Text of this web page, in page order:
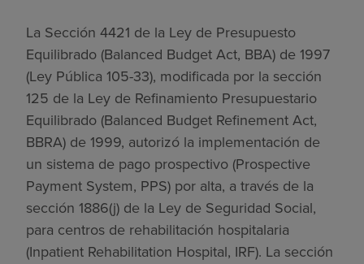
La Sección 4421 de la Ley de Presupuesto
Equilibrado (Balanced Budget Act, BBA) de 1997
(Ley Pública 105-33), modificada por la sección
125 de la Ley de Refinamiento Presupuestario
Equilibrado (Balanced Budget Refinement Act,
BBRA) de 1999, autorizó la implementación de
un sistema de pago prospectivo (Prospective
Payment System, PPS) por alta, a través de la
sección 1886(j) de la Ley de Seguridad Social,
para centros de rehabilitación hospitalaria
(Inpatient Rehabilitation Hospital, IRF). La sección